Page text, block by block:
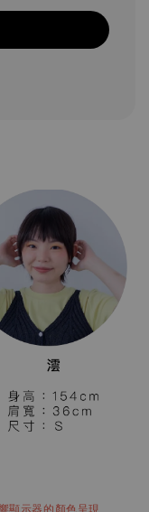
顯示器的顏色呈現